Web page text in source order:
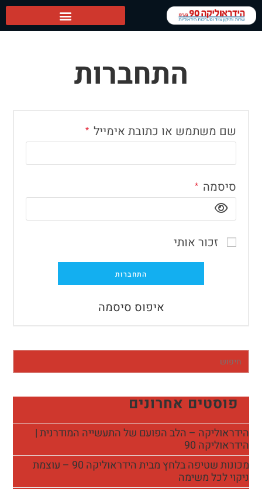
התחברות
שם משתמש או כתובת אימייל *
סיסמה *
זכור אותי
התחברות
איפוס סיסמה
פוסטים אחרונים
הידראוליקה – הלב הפועם של התעשייה המודרנית |
הידראוליקה 90
מכונות שטיפה בלחץ מבית הידראוליקה 90 – עוצמת
ניקוי לכל משימה